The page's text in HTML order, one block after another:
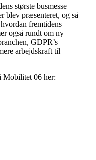
største busmesse
blev præsenteret, og så
fremtidens
også rundt om ny
GDPR’s
arbejdskraft til
Mobilitet 06 her: